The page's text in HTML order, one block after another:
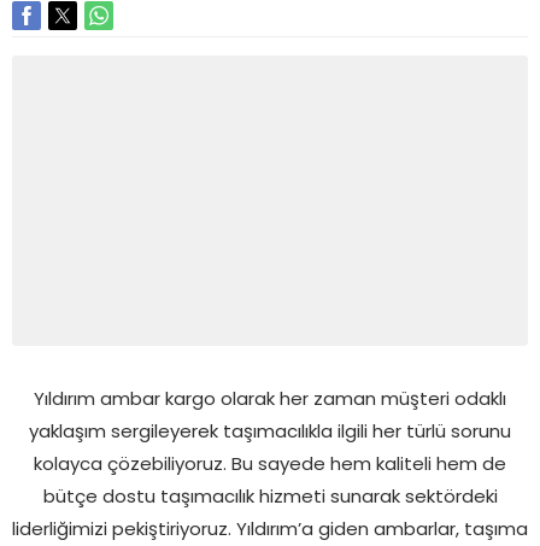
Yıldırım ambar kargo olarak her zaman müşteri odaklı
yaklaşım sergileyerek taşımacılıkla ilgili her türlü sorunu
kolayca çözebiliyoruz. Bu sayede hem kaliteli hem de
bütçe dostu taşımacılık hizmeti sunarak sektördeki
liderliğimizi pekiştiriyoruz. Yıldırım’a giden ambarlar, taşıma